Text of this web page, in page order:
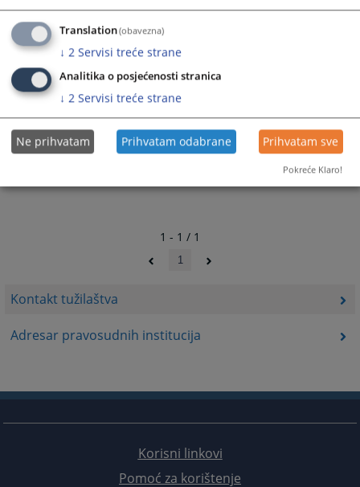
Kontakt tužilaštva
Adresar pravosudnih institucija
1 - 1 / 1
1
Korisni linkovi
Pomoć za korištenje
Translation(obavezna)
↓ 2 Servisi treće strane
Analitika o posjećenosti stranica
↓ 2 Servisi treće strane
Ne prihvatam Prihvatam odabrane Prihvatam sve
Pokreće Klaro!